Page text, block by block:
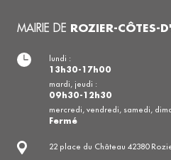
MAIRIE DE ROZIER-CÔTES-
22 place du Château 42380
lundi :
13h30-17h00
mardi, jeudi :
09h30-12h30
mercredi, vendredi, samedi,
Fermé